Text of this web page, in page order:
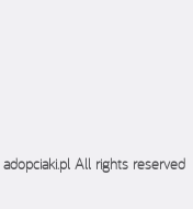
All rights reserved